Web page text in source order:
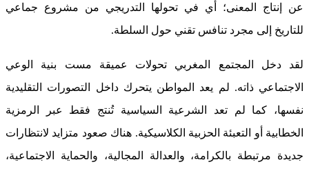
عن إنتاج المعنى؛ أي في تحولها التدريجي من مشروع جماعي
للتاريخ إلى مجرد تنافس تقني حول السلطة.
لقد دخل المجتمع المغربي تحولات عميقة مست بنية الوعي
الاجتماعي ذاته. لم يعد المواطن يتحرك داخل التصورات التقليدية
نفسها، كما لم تعد الشرعية السياسية تُنتج فقط عبر الرمزية
الخطابية أو التعبئة الحزبية الكلاسيكية. هناك صعود متزايد لانتظارات
جديدة مرتبطة بالكرامة، والعدالة المجالية، والحماية الاجتماعية،